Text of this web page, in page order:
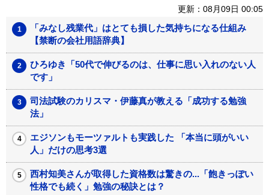
更新：08月09日 00:05
「みなし残業代」はとても損した気持ちになる仕組み
【禁断の会社用語辞典】
ひろゆき「50代で伸びるのは、仕事に思い入れのない人
です」
司法試験のカリスマ・伊藤真が教える「成功する勉強
法」
エジソンもモーツァルトも実践した 「本当に頭がいい
人」だけの思考3選
西村知美さんが取得した資格数は驚きの...「飽きっぽい
性格でも続く」勉強の秘訣とは？